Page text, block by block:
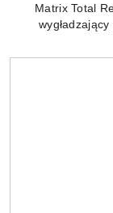
Matrix Total